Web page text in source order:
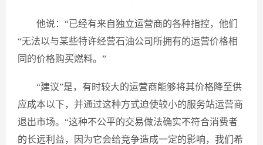
他说：“已经有来自独立运营商的各种指控，他们
“无法以与某些特许经营石油公司所拥有的运营价格相
同的价格购买燃料。”
“建议”是，有时较大的运营商能够将其价格降至供
应成本以下，并通过这种方式迫使较小的服务站运营商
退出市场。“这种不公平的交易做法确实不符合消费者
的长远利益，因为它会给竞争造成一定的影响，我们希